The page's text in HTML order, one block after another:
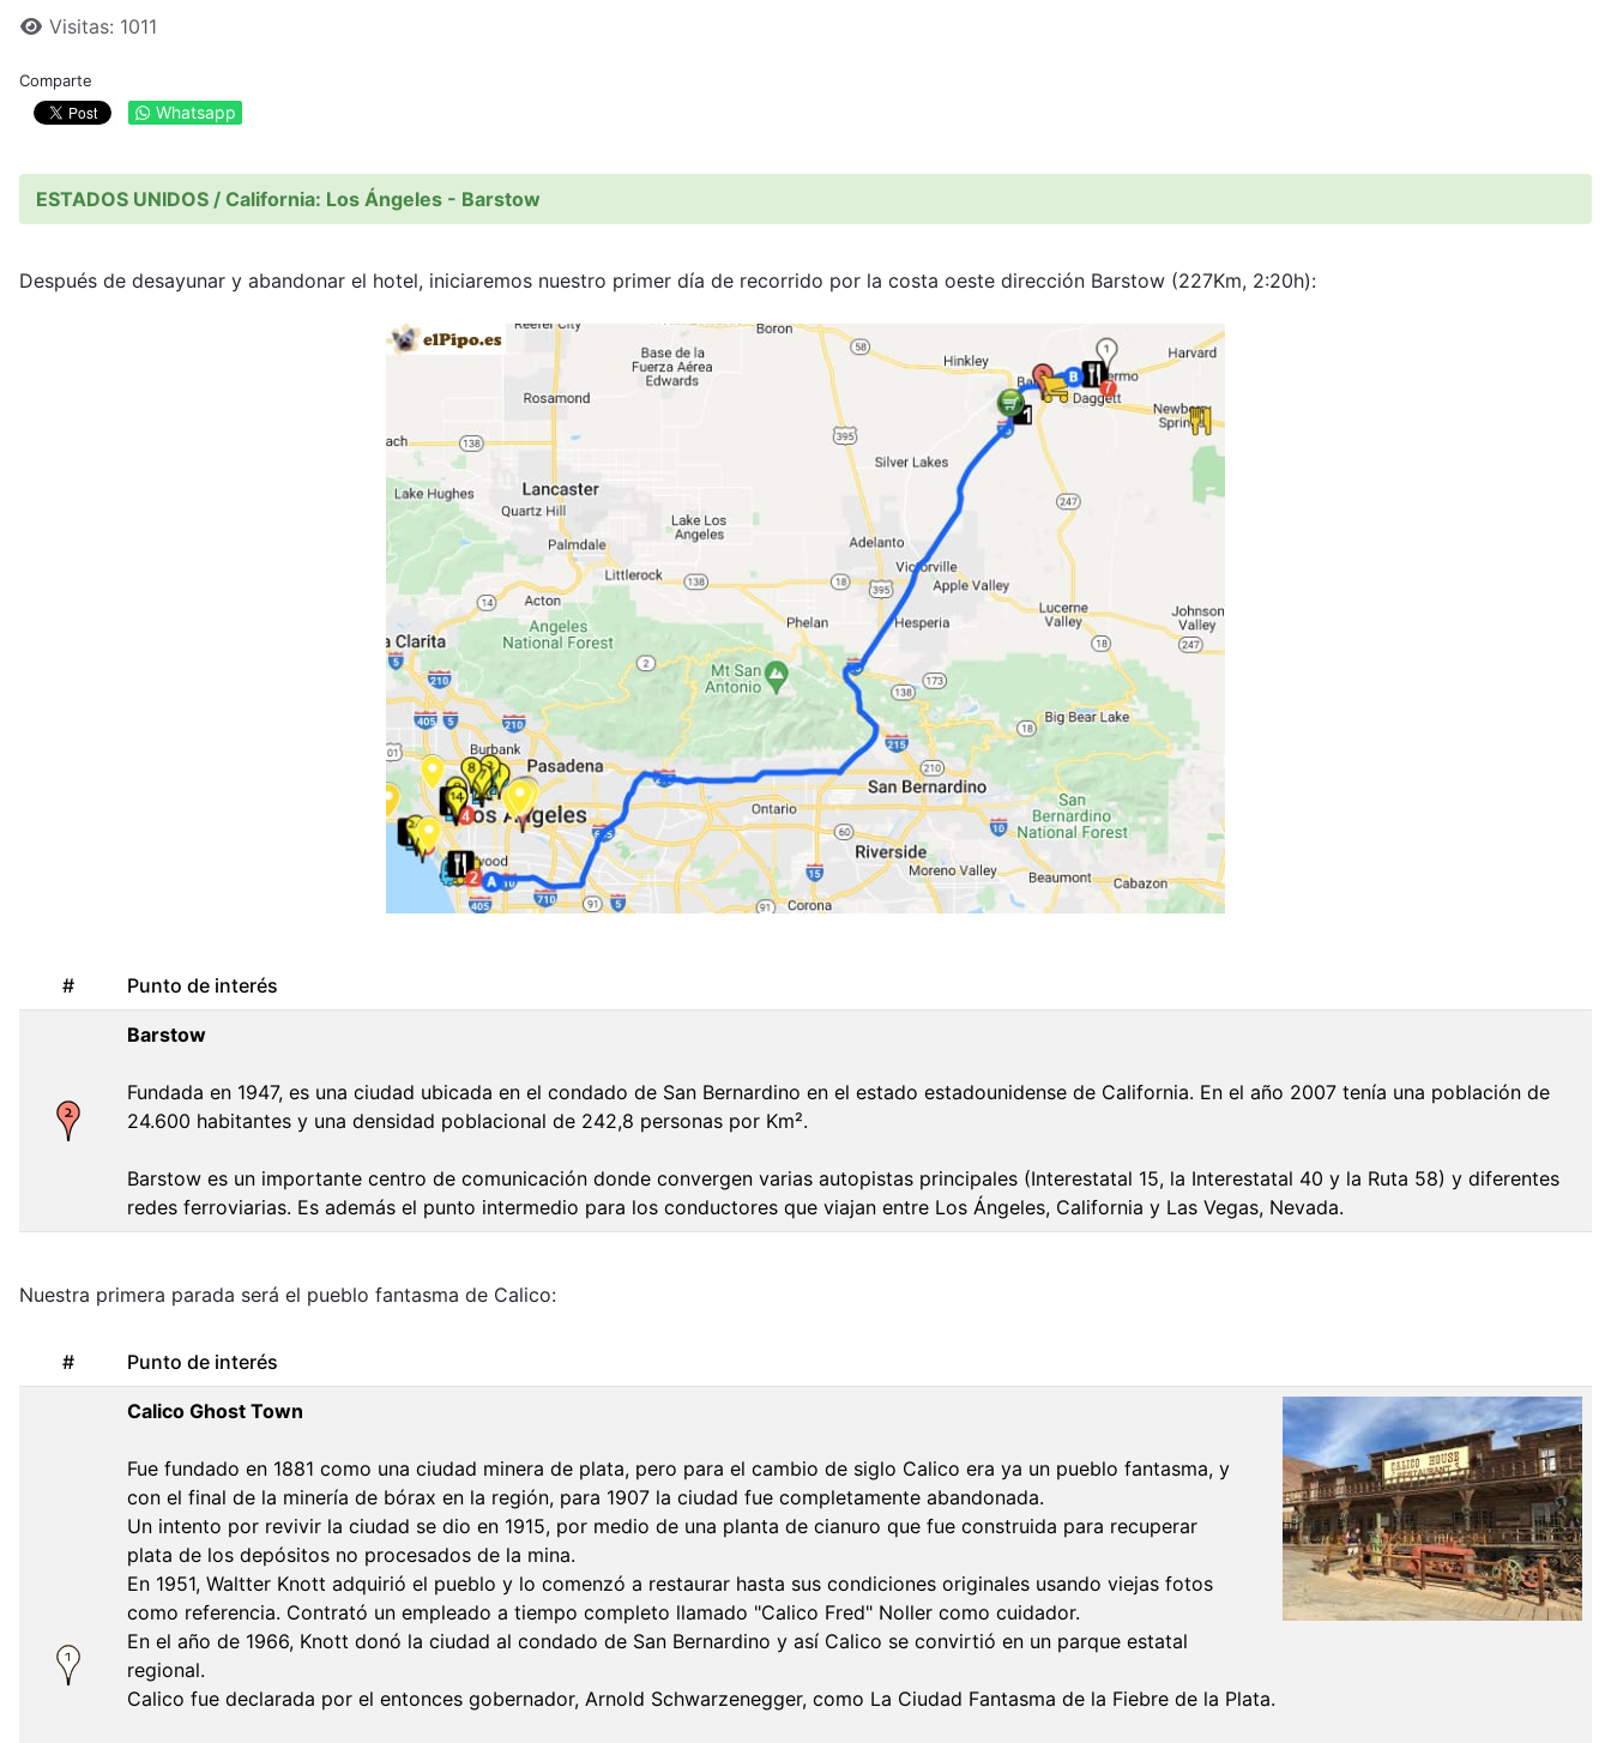
Visitas: 1011
Comparte
Whatsapp
ESTADOS UNIDOS / California: Los Ángeles - Barstow
Después de desayunar y abandonar el hotel, iniciaremos nuestro primer día de recorrido por la costa oeste dirección Barstow (227Km, 2:20h):
# Punto de interés
Barstow
Fundada en 1947, es una ciudad ubicada en el condado de San Bernardino en el estado estadounidense de California. En el año 2007 tenía una población de
24.600 habitantes y una densidad poblacional de 242,8 personas por Km².
Barstow es un importante centro de comunicación donde convergen varias autopistas principales (Interestatal 15, la Interestatal 40 y la Ruta 58) y diferentes
redes ferroviarias. Es además el punto intermedio para los conductores que viajan entre Los Ángeles, California y Las Vegas, Nevada.
Nuestra primera parada será el pueblo fantasma de Calico:
# Punto de interés
Calico Ghost Town
Fue fundado en 1881 como una ciudad minera de plata, pero para el cambio de siglo Calico era ya un pueblo fantasma, y
con el final de la minería de bórax en la región, para 1907 la ciudad fue completamente abandonada.
Un intento por revivir la ciudad se dio en 1915, por medio de una planta de cianuro que fue construida para recuperar
plata de los depósitos no procesados de la mina.
En 1951, Waltter Knott adquirió el pueblo y lo comenzó a restaurar hasta sus condiciones originales usando viejas fotos
como referencia. Contrató un empleado a tiempo completo llamado "Calico Fred" Noller como cuidador.
En el año de 1966, Knott donó la ciudad al condado de San Bernardino y así Calico se convirtió en un parque estatal
regional.
Calico fue declarada por el entonces gobernador, Arnold Schwarzenegger, como La Ciudad Fantasma de la Fiebre de la Plata.